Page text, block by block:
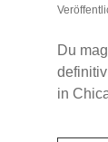
Du
in